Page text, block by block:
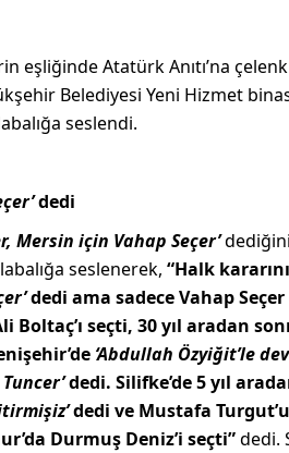
eşliğinde Atatürk Anıtı’na
Belediyesi Yeni Hizmet
seslendi.
dedi
Mersin için Vahap Seçer’dediğini
seslenerek, “Halk
dedi ama sadece Vahap
Boltaç’ı seçti, 30 yıl aradan
‘Abdullah Özyiğit’le
dedi. Silifke’de 5 yıl
dedi ve Mustafa
Durmuş Deniz’i seçti”dedi.